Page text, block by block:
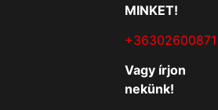
MINKET!
+36302600871
Vagy írjon
nekünk!